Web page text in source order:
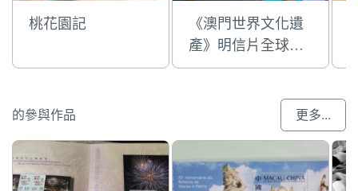
桃花園記
《澳門世界文化遺
產》明信片全球寄
發活動
的參與作品 更多...